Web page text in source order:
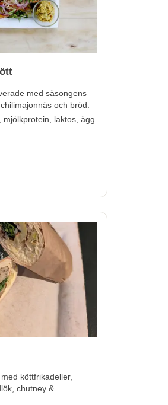
med säsongens
och bröd.
mjölkprotein, laktos, ägg
köttfrikadeller,
chutney &